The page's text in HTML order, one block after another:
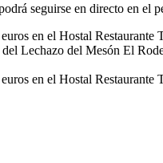
seguirse en directo en
en el Hostal Restaurante
del Lechazo del Mesón El
en el Hostal Restaurante